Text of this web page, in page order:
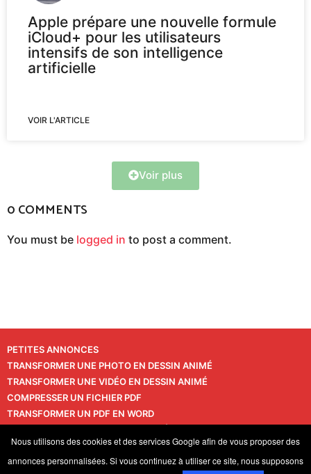
Apple prépare une nouvelle formule
iCloud+ pour les utilisateurs
intensifs de son intelligence
artificielle
VOIR L'ARTICLE
Voir plus
0 COMMENTS
You must be logged in to post a comment.
PETITES ANNONCES
TRANSFORMER UNE PHOTO EN DESSIN ANIMÉ
TRANSFORMER UNE VIDÉO EN DESSIN ANIMÉ
COMPRESSER UN FICHIER PDF
TRANSFORMER UN PDF EN WORD
VIE PRIVÉE
© 2026 LaPressedeFrance.fr
Nous utilisons des cookies et des services Google afin de vous proposer des
annonces personnalisées. Si vous continuez à utiliser ce site, nous supposons